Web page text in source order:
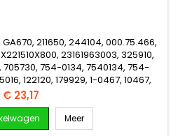
211650, 244104, 000.75.466,
23161963003, 325910,
705730, 754-0134, 7540134, 754-
122120, 179929, 1-0467, 10467,
8940, 248940, 258340, 8-5660,
72098, 211650, 244104
Prijs
€ 23,17
Meer